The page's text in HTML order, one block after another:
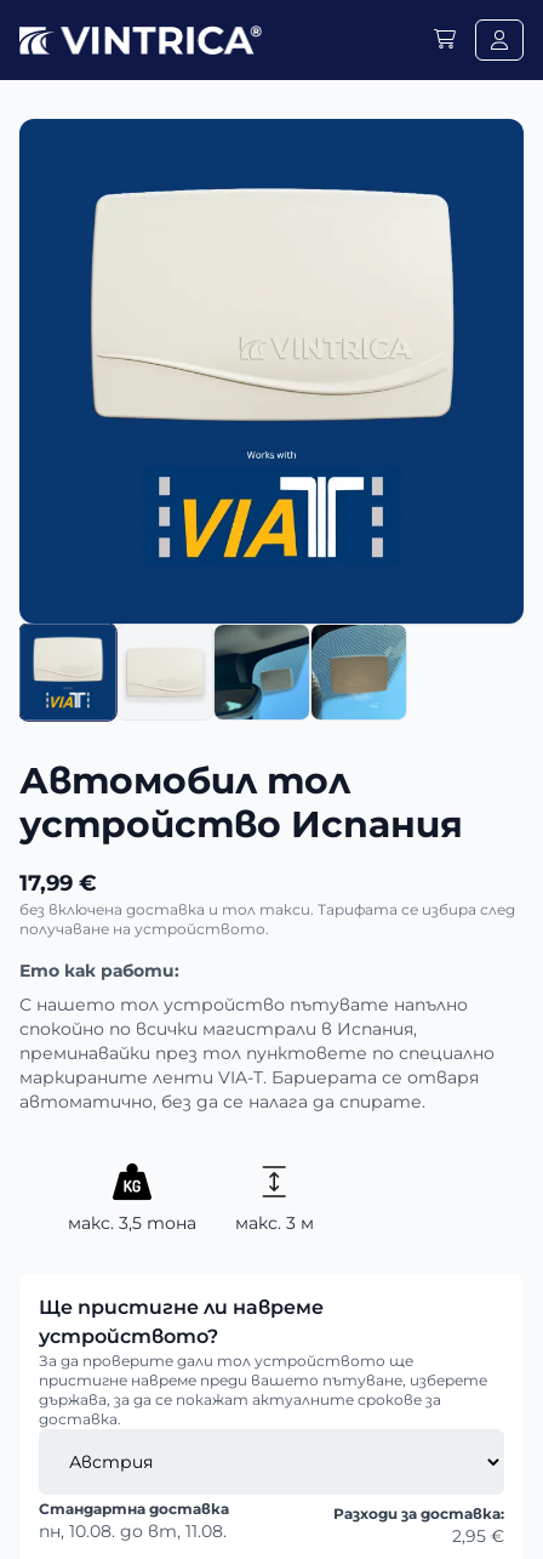
Автомобил тол
устройство Испания
17,99 €
без включена доставка и тол такси. Тарифата се избира след
получаване на устройството.
Ето как работи:
С нашето тол устройство пътувате напълно
спокойно по всички магистрали в Испания,
преминавайки през тол пунктовете по специално
маркираните ленти VIA-T. Бариерата се отваря
автоматично, без да се налага да спирате.
макс. 3,5 тона макс. 3 м
Ще пристигне ли навреме
устройството?
За да проверите дали тол устройството ще
пристигне навреме преди вашето пътуване, изберете
държава, за да се покажат актуалните срокове за
доставка.
Стандартна доставка
пн, 10.08. до вт, 11.08.
Разходи за доставка:
2,95 €